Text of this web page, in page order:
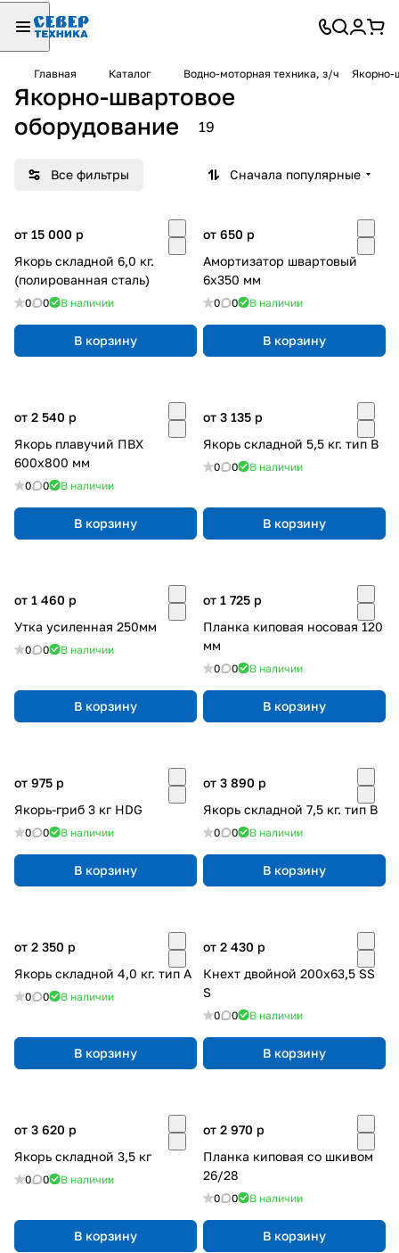
Главная Каталог Водно-моторная техника, з/ч Якорно-
Якорно-швартовое
оборудование
19
Все фильтры Сначала популярные
от 15 000 p
Якорь складной 6,0 кг.
(полированная сталь)
0 0 В наличии
В корзину
от 650 p
Амортизатор швартовый
6х350 мм
0 0 В наличии
В корзину
от 2 540 p
Якорь плавучий ПВХ
600х800 мм
0 0 В наличии
В корзину
от 3 135 p
Якорь складной 5,5 кг. тип В
0 0 В наличии
В корзину
от 1 460 p
Утка усиленная 250мм
0 0 В наличии
В корзину
от 1 725 p
Планка киповая носовая 120
мм
0 0 В наличии
В корзину
от 975 p
Якорь-гриб 3 кг HDG
0 0 В наличии
В корзину
от 3 890 p
Якорь складной 7,5 кг. тип В
0 0 В наличии
В корзину
от 2 350 p
Якорь складной 4,0 кг. тип А
0 0 В наличии
В корзину
от 2 430 p
Кнехт двойной 200х63,5 SS
S
0 0 В наличии
В корзину
от 3 620 p
Якорь складной 3,5 кг
0 0 В наличии
В корзину
от 2 970 p
Планка киповая со шкивом
26/28
0 0 В наличии
В корзину